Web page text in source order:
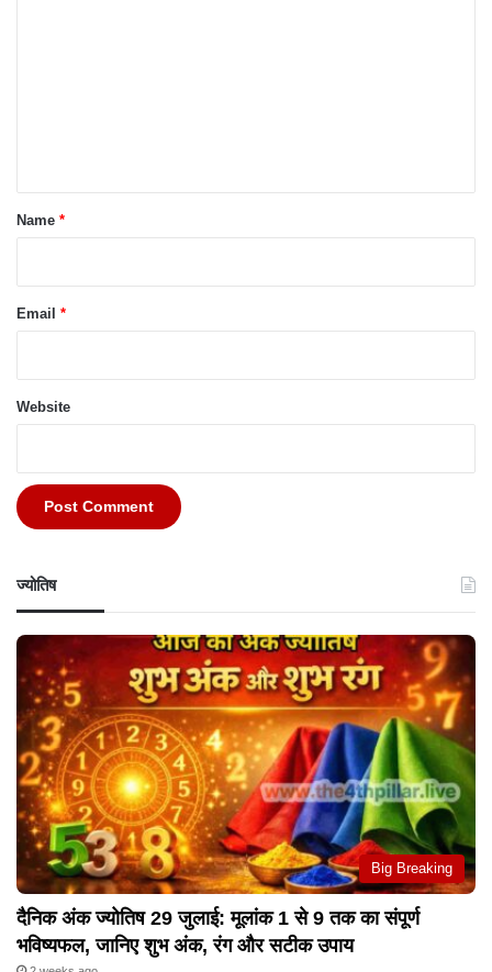
*Name *
Email *
Website
ज्योतिष
Big Breaking
दैनिक अंक ज्योतिष 29 जुलाई: मूलांक 1 से 9 तक का संपूर्ण
भविष्यफल, जानिए शुभ अंक, रंग और सटीक उपाय